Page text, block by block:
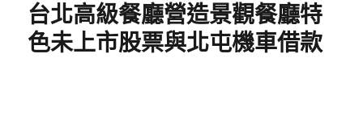
台北高級餐廳營造景觀餐廳特
色未上市股票與北屯機車借款